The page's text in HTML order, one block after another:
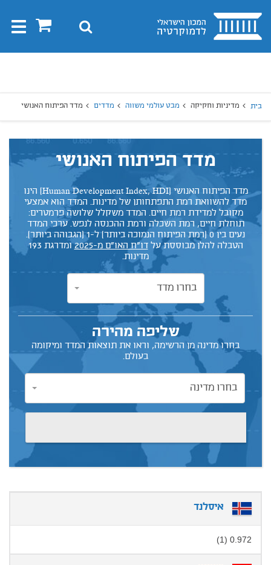
בית 0 חיפוש
בית מדיניות וחקיקה מבט עולמי משווה מדדים מדד הפיתוח האנושי
מדד הפיתוח האנושי
מדד הפיתוח האנושי (Human Development Index, HDI) הינו
מדד להשוואת רמת התפתחותן של מדינות. המדד הוא אמצעי
מקובל למדידת רמת חיים. המדד משקלל שלושה פרמטרים:
תוחלת חיים, רמת השכלה ורמת ההכנסה לנפש. ערכי המדד
נעים בין 0 (רמת הפיתוח הנמוכה ביותר) ל-1 (הגבוהה ביותר).
הטבלה להלן מבוססת עלדו"ח האו"ם מ-2025
ומדרגת 193
מדינות.
בחרו מדד בחרו מדד
שליפה מהירה
בחרו מדינה מן הרשימה, וראו את תוצאות המדד ומיקומה
בעולם.
בחרו מדינה
איסלנד
0.972 (1)